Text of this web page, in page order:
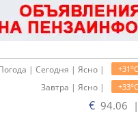
+31oC
| Сегодня | Ясно |
+33oC
Завтра | Ясно |
€ 94.06 |